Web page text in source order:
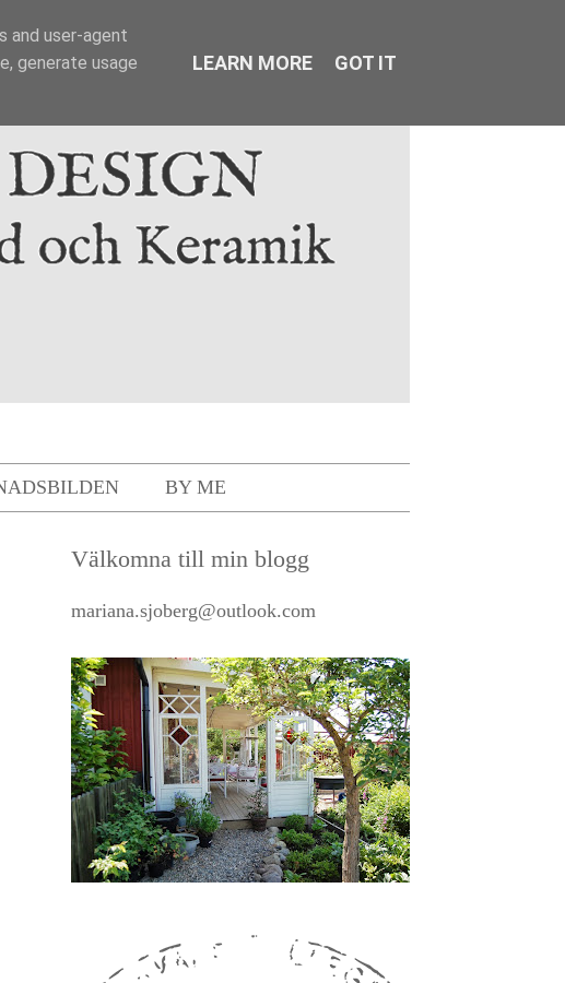
BY ME
Välkomna till min blogg
mariana.sjoberg@outlook.com
and user-agent
generate usage
LEARN MORE GOT IT